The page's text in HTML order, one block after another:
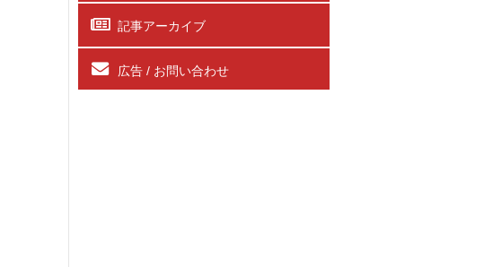
記事アーカイブ
広告 / お問い合わせ